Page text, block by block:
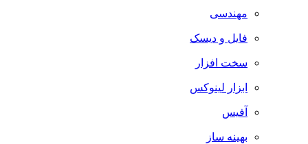
مهندسی
فایل و دیسک
سخت افزار
ابزار لینوکس
آفیس
بهینه ساز